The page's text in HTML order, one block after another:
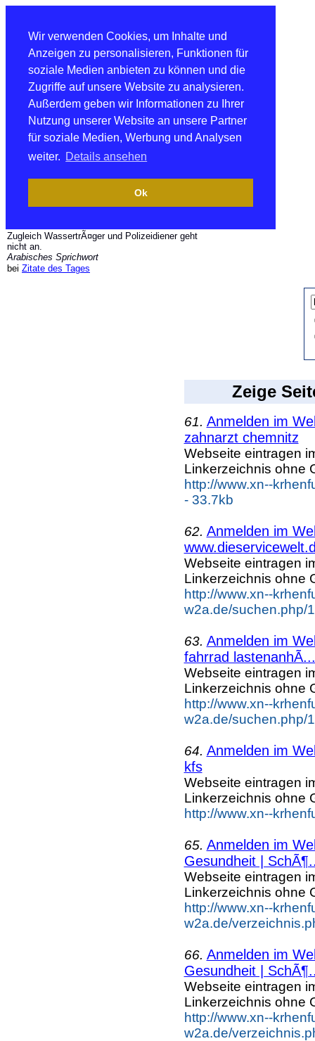
Wir verwenden Cookies, um Inhalte und
Anzeigen zu personalisieren, Funktionen für
soziale Medien anbieten zu können und die
Zugriffe auf unsere Website zu analysieren.
Außerdem geben wir Informationen zu Ihrer
Nutzung unserer Website an unsere Partner
für soziale Medien, Werbung und Analysen
weiter. Details ansehen
Ok
Zugleich WassertrÃ¤ger und Polizeidiener geht
nicht an.
Arabisches Sprichwort
bei Zitate des Tages
Zeige
61. Anmelden im
zahnarzt chemnitz
Webseite eintragen
Linkerzeichnis ohne
http://www.xn--
- 33.7kb
62. Anmelden im
Webseite eintragen
Linkerzeichnis ohne
http://www.xn--
w2a.de/suchen.php/
63. Anmelden im
fahrrad lastenanhÃ...
Webseite eintragen
Linkerzeichnis ohne
http://www.xn--
w2a.de/suchen.php/
64. Anmelden im
kfs
Webseite eintragen
Linkerzeichnis ohne
http://www.xn--
65. Anmelden im
Gesundheit |
Webseite eintragen
Linkerzeichnis ohne
http://www.xn--
w2a.de/
66. Anmelden im
Gesundheit |
Webseite eintragen
Linkerzeichnis ohne
http://www.xn--
w2a.de/